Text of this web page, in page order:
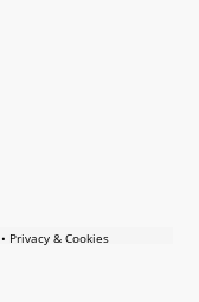
Privacy & Cookies